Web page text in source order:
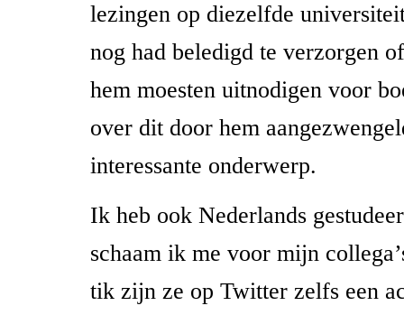
lezingen op diezelfde
nog had beledigd te verzorgen
hem moesten uitnodigen voor
over dit door hem
interessante onderwerp.
Ik heb ook Nederlands
schaam ik me voor mijn
tik zijn ze op Twitter zelfs een